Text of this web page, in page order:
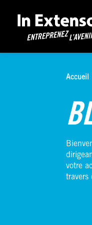
Accueil
Accueil
votre
travers